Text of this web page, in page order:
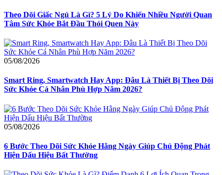
Theo Dõi Giấc Ngủ Là Gì? 5 Lý Do Khiến Nhiều Người Quan
Tâm Sức Khỏe Bắt Đầu Thói Quen Này
05/08/2026
Smart Ring, Smartwatch Hay App: Đâu Là Thiết Bị Theo Dõi
Sức Khỏe Cá Nhân Phù Hợp Năm 2026?
05/08/2026
6 Bước Theo Dõi Sức Khỏe Hằng Ngày Giúp Chủ Động Phát
Hiện Dấu Hiệu Bất Thường